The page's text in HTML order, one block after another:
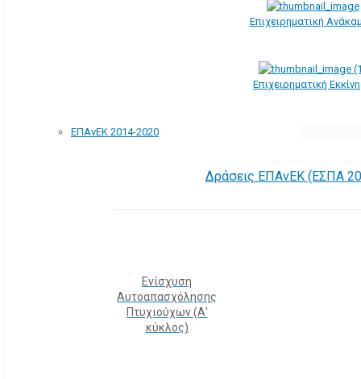
Επιχειρηματική
Επιχειρηματική
ΕΠΑνΕΚ 2014-2020
Δράσεις ΕΠΑνΕΚ (ΕΣΠΑ
Ενίσχυση
Αυτοαπασχόλησης
Πτυχιούχων (Α'
κύκλος)